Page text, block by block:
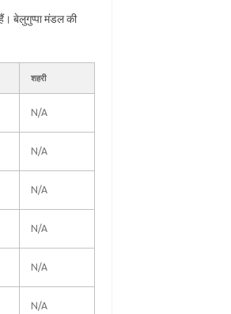
बेलुगुप्पा मंडल की
शहरी
N/A
N/A
N/A
N/A
N/A
N/A